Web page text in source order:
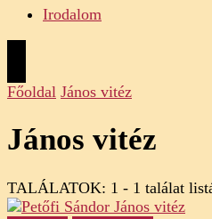
Irodalom
Főoldal János vitéz
János vitéz
TALÁLATOK: 1 - 1 találat